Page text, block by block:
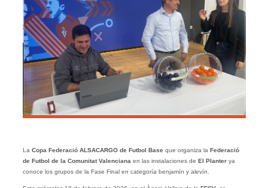
La Copa Federació ALSACARGO de Futbol Baseque organiza la Federació
de Futbol de la Comunitat Valenciana en las instalaciones de El Planterya
conoce los grupos de la Fase Final en categoría benjamín y alevín.